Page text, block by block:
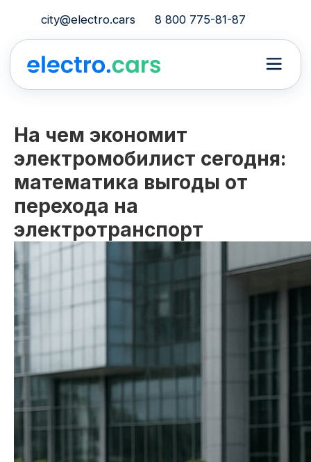
city@electro.cars 8 800 775-81-87
На чем экономит
электромобилист сегодня:
математика выгоды от
перехода на
электротранспорт